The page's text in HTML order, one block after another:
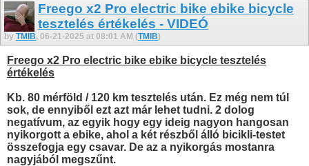
Freego x2 Pro electric bike ebike bicycle
tesztelés értékelés - VIDEÓ
by TMIB, 06-21-2025 at 08:01 AM (TMIB)
Freego x2 Pro electric bike ebike bicycle tesztelés
értékelés
Kb. 80 mérföld / 120 km tesztelés után. Ez még nem túl
sok, de ennyiből ezt azt már lehet tudni. 2 dolog
negatívum, az egyik hogy egy ideig nagyon hangosan
nyikorgott a ebike, ahol a két részből álló bicikli-testet
összefogja egy csavar. De az a nyikorgás mostanra
nagyjából megszűnt.